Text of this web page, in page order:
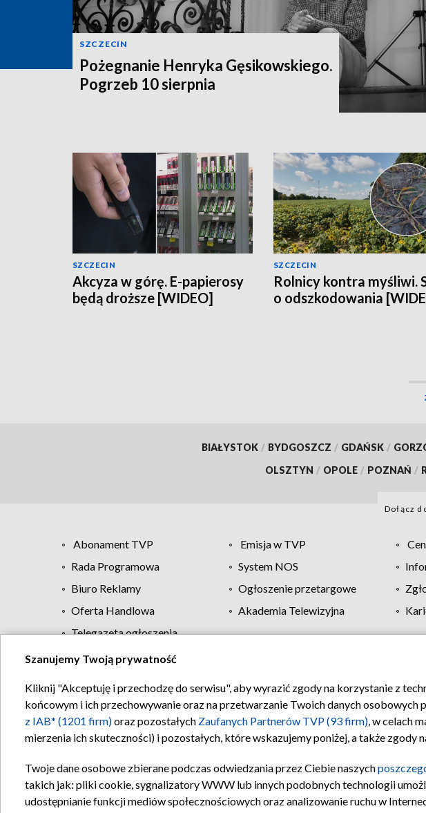
SZCZECIN
Pożegnanie Henryka Gęsikowskiego.
Pogrzeb 10 sierpnia
SZCZECIN
Akcyza w górę. E-papierosy
będą droższe [WIDEO]
SZCZECIN
Rolnicy kontra myśliwi.
o odszkodowania
BIAŁYSTOK / BYDGOSZCZ / GDAŃSK /
OLSZTYN / OPOLE / POZNAŃ /
Dołącz
Abonament TVP Emisja w TVP
Rada Programowa
System NOS
Biuro Reklamy
Ogłoszenie przetargowe
Oferta Handlowa
Akademia Telewizyjna
Telegazeta ogłoszenia
Regulamin TVP Polityka prywatności
Szanujemy Twoją prywatność
Kliknij "Akceptuję i przechodzę do serwisu", aby wyrazić zgody na korzystanie z
końcowym i ich przechowywanie oraz na przetwarzanie Twoich danych osobowych
z IAB* (1201 firm)oraz pozostałych Zaufanych Partnerów TVP (93 firm), w celach
mierzenia ich skuteczności) i pozostałych, które wskazujemy poniżej, a także
Twoje dane osobowe zbierane podczas odwiedzania przez Ciebie naszych
takich jak: pliki cookie, sygnalizatory WWW lub innych podobnych technologii
udostępnianie funkcji mediów społecznościowych oraz analizowanie ruchu w